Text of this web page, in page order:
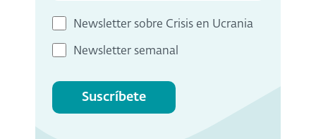
Newsletter sobre Crisis en Ucrania
Newsletter semanal
Suscríbete